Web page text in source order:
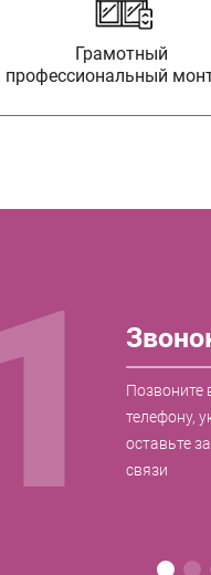
Грамотный
профессиональный
Позвоните
телефону,
оставьте
связи